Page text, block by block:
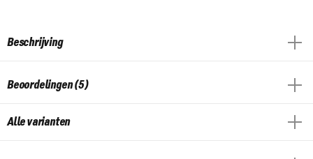
Beschrijving
Beoordelingen (5)
Alle varianten